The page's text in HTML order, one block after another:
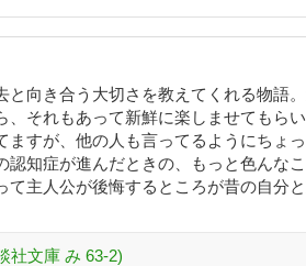
と向き合う大切さを教えてくれる物語
、それもあって新鮮に楽しませてもら
ますが、他の人も言ってるようにちょ
認知症が進んだときの、もっと色んな
て主人公が後悔するところが昔の自分
社文庫 み 63-2)